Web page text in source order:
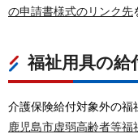
の申請書様式のリンク先
福祉用具の給
介護保険給付対象外の福
鹿児島市虚弱高齢者等福